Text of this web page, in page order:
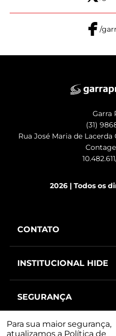
Para sua maior segurança,
atualizamos a Política de
/
Garra
(31)
Rua José Maria de Lacerda
2026 | Todos os
CONTATO
INSTITUCIONAL HIDE
SEGURANÇA
MEIOS DE PAGAMENTO